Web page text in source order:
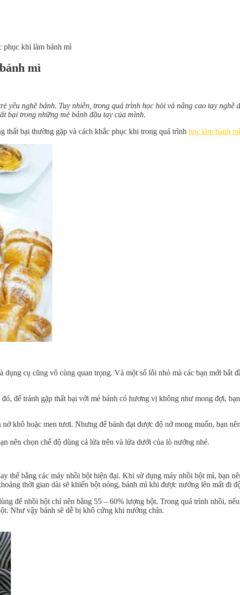
phục khi làm bánh mì
mì
nghề bánh. Tuy nhiên, trong quá trình học hỏi và nâng cao tay nghề
bại trong những mẻ bánh đầu tay của mình.
thất bại thường gặp và cách khắc phục khi trong quá trình học làm bánh mì
cụ cũng vô cùng quan trọng. Và một số lỗi nhỏ mà các bạn mới bắt
để tránh gặp thất bại với mẻ bánh có hương vị không như mong đợi,
khô hoặc men tươi. Nhưng để bánh đạt được độ nở mong muốn, bạn
nên chọn chế độ dùng cả lửa trên và lửa dưới của lò nướng nhé.
thế bằng các máy nhồi bột hiện đại. Khi sử dụng máy nhồi bột mì, bạn
thời gian dài sẽ khiến bột nóng, bánh mì khi được nướng lên mất đi
để nhồi bột chỉ nên bằng 55 – 60% lượng bột. Trong quá trình nhồi,
Như vậy bánh sẽ dễ bị khô cứng khi nướng chín.